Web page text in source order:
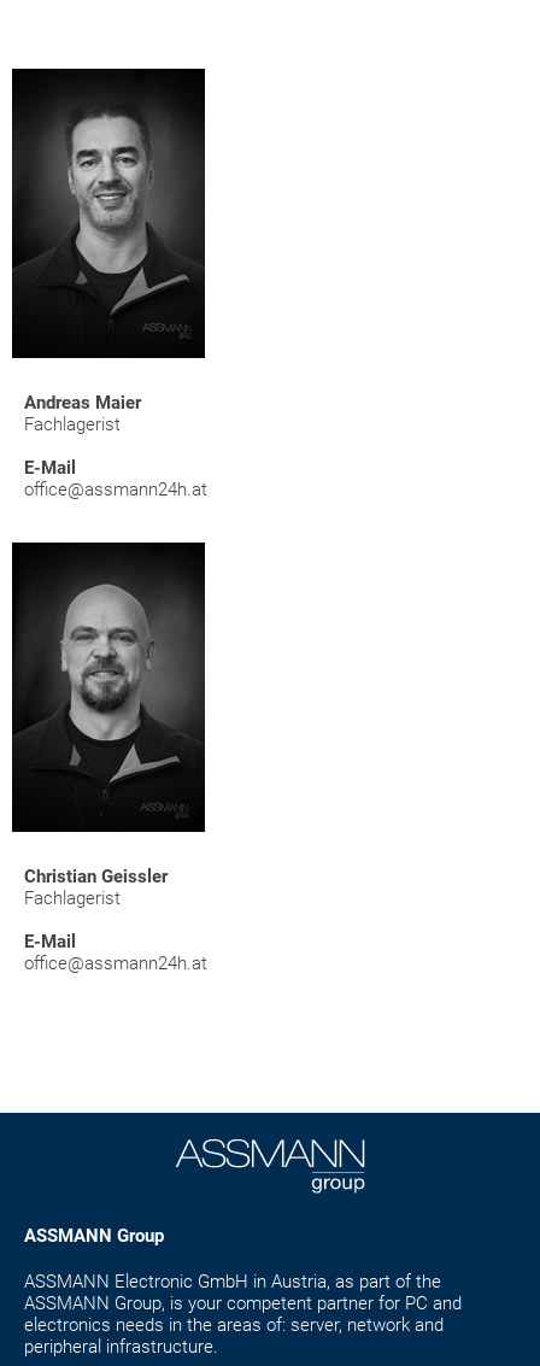
Andreas Maier
Fachlagerist
E-Mail
office@assmann24h.at
Christian Geissler
Fachlagerist
E-Mail
office@assmann24h.at
ASSMANN Group
ASSMANN Electronic GmbH in Austria, as part of the
ASSMANN Group, is your competent partner for PC and
electronics needs in the areas of: server, network and
peripheral infrastructure.